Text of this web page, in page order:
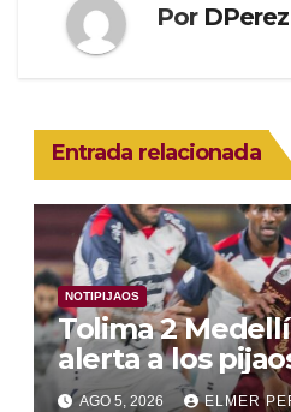
Por DPerez
Entrada relacionada
NOTIPIJAOS
Tolima 2
alerta a los
fútbol irregular
AGO 5, 2026 ELMER